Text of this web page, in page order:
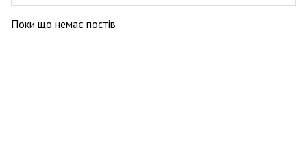
Поки що немає постів